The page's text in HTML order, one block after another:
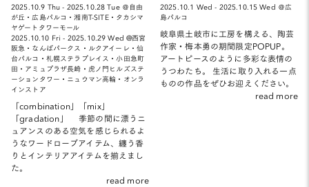
2025.10.9 Thu - 2025.10.28 Tue ＠自由
が丘・広島パルコ・湘南T-SITE・タカシマ
ヤゲートタワーモール
2025.10.10 Fri - 2025.10.29 Wed @西宮
阪急・なんばパークス・ルクアイーレ・仙
台パルコ・札幌ステラプレイス・小田急町
田・アミュプラザ長崎・虎ノ門ヒルズステ
ーションタワー・ニュウマン高輪・オンラ
インストア
「combination」「mix」
「gradation」 季節の間に漂うニ
ュアンスのある空気を感じられるよ
うなワードローブアイテム、纏う香
りとインテリアアイテムを揃えまし
た。
read more
2025.10.1 Wed - 2025.10.15 Wed ＠広
島パルコ
岐阜県土岐市に工房を構える、陶芸
作家・梅本勇の期間限定POPUP。
アートピースのように多彩な表情の
うつわたち。 生活に取り入れる一点
ものの作品をぜひお迎えください。
read more